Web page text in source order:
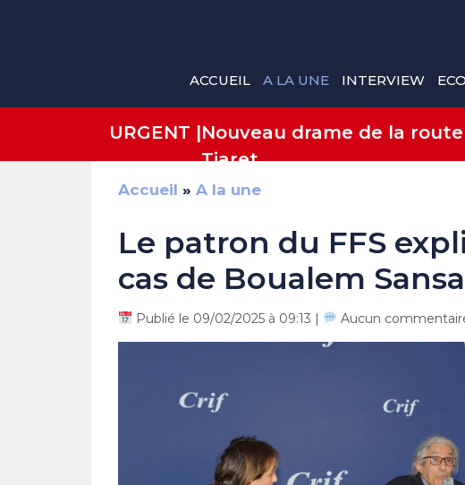
ACCUEIL A LA UNE INTERVIEW
URGENT |Nouveau drame de la
Tiaret
Accueil » A la une
Le patron du FFS
cas de Boualem
Publié le 09/02/2025 à 09:13 | Aucun